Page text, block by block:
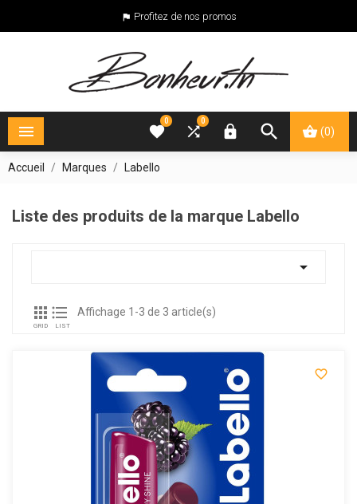
 Profitez de nos promos
 (0)


0

0
Accueil Marques Labello
Liste des produits de la marque Labello


GRID

LIST
Affichage 1-3 de 3 article(s)
